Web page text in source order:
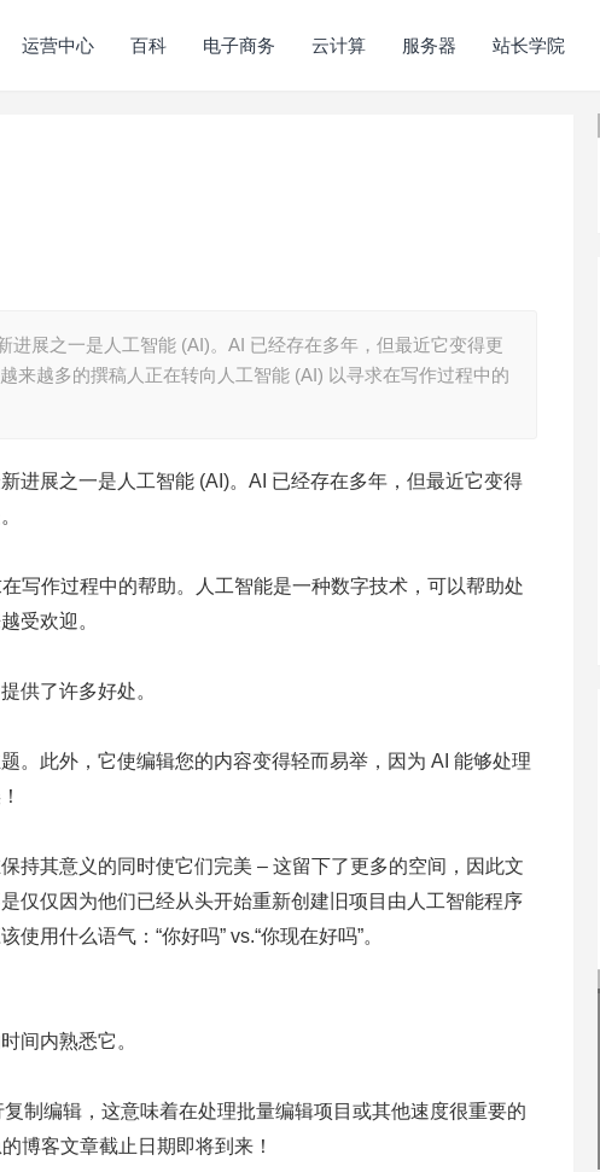
运营中心 百科 电子商务 云计算 服务器 站长学院
展之一是人工智能 (AI)。AI 已经存在多年，但最近它变得更
来越多的撰稿人正在转向人工智能 (AI) 以寻求在写作过程中的
进展之一是人工智能 (AI)。AI 已经存在多年，但最近它变得
写作过程中的帮助。人工智能是一种数字技术，可以帮助处
受欢迎。
供了许多好处。
。此外，它使编辑您的内容变得轻而易举，因为 AI 能够处理
持其意义的同时使它们完美 – 这留下了更多的空间，因此文
仅仅因为他们已经从头开始重新创建旧项目由人工智能程序
用什么语气：“你好吗” vs.“你现在好吗”。
间内熟悉它。
制编辑，这意味着在处理批量编辑项目或其他速度很重要的
博客文章截止日期即将到来！